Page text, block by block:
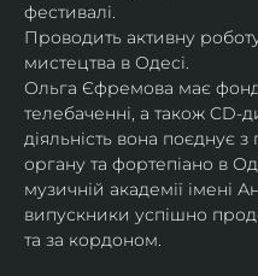
фестивалі.
Проводить активну
мистецтва в Одесі.
Ольга Єфремова має
телебаченні, а також
діяльність вона поєднує
органу та фортепіано в
музичній академії імені
випускники успішно
та за кордоном.